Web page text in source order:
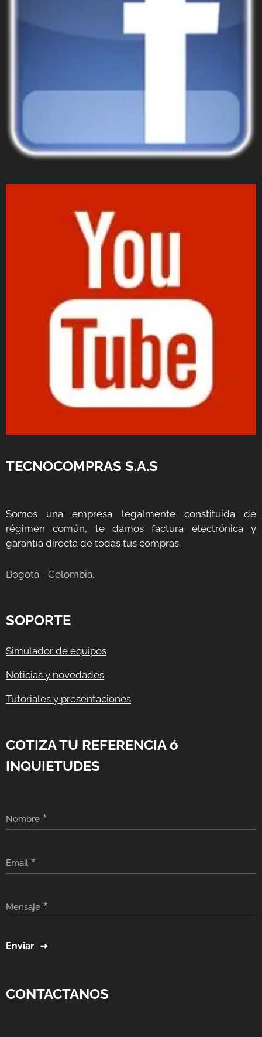
TECNOCOMPRAS S.A.S
Somos una empresa legalmente constituida de
régimen común, te damos factura electrónica y
garantía directa de todas tus compras.
Bogotá - Colombia.
SOPORTE
Simulador de equipos
Noticias y novedades
Tutoriales y presentaciones
COTIZA TU REFERENCIA ó
INQUIETUDES
Nombre
Email
Mensaje
Enviar
CONTACTANOS